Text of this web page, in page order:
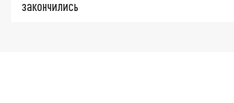
закончились